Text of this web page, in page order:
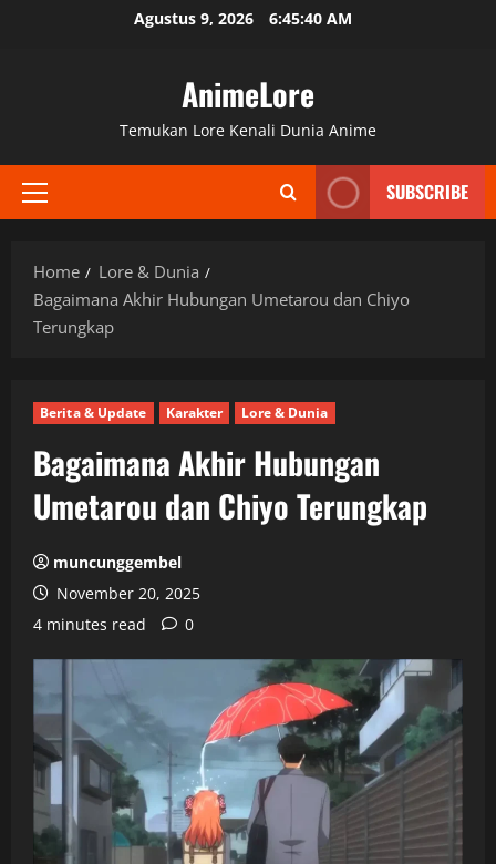
Agustus 9, 2026 6:45:41 AM
AnimeLore
Temukan Lore Kenali Dunia Anime
Primary
SUBSCRIBE
Home
Lore & Dunia
Bagaimana Akhir Hubungan Umetarou dan Chiyo
Terungkap
Berita & Update Karakter Lore & Dunia
Bagaimana Akhir Hubungan
Umetarou dan Chiyo Terungkap
muncunggembel
November 20, 2025
4 minutes read
0